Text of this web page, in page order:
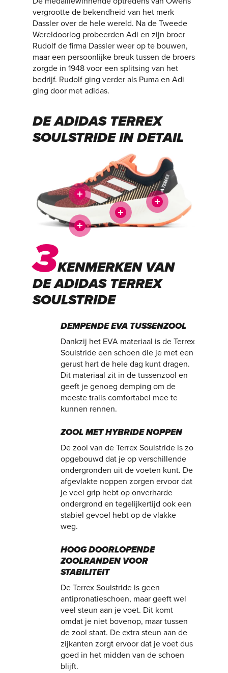
vergrootte de bekendheid van het merk
Dassler over de hele wereld. Na de Tweede
Wereldoorlog probeerden Adi en zijn broer
Rudolf de firma Dassler weer op te bouwen,
maar een persoonlijke breuk tussen de broers
zorgde in 1948 voor een splitsing van het
bedrijf. Rudolf ging verder als Puma en Adi
ging door met adidas.
DE ADIDAS TERREX
SOULSTRIDE IN DETAIL
3KENMERKEN VAN
DE ADIDAS TERREX
SOULSTRIDE
DEMPENDE EVA TUSSENZOOL
Dankzij het EVA materiaal is de Terrex
Soulstride een schoen die je met een
gerust hart de hele dag kunt dragen.
Dit materiaal zit in de tussenzool en
geeft je genoeg demping om de
meeste trails comfortabel mee te
kunnen rennen.
ZOOL MET HYBRIDE NOPPEN
De zool van de Terrex Soulstride is zo
opgebouwd dat je op verschillende
ondergronden uit de voeten kunt. De
afgevlakte noppen zorgen ervoor dat
je veel grip hebt op onverharde
ondergrond en tegelijkertijd ook een
stabiel gevoel hebt op de vlakke
weg.
HOOG DOORLOPENDE
ZOOLRANDEN VOOR
STABILITEIT
De Terrex Soulstride is geen
antipronatieschoen, maar geeft wel
veel steun aan je voet. Dit komt
omdat je niet bovenop, maar tussen
de zool staat. De extra steun aan de
zijkanten zorgt ervoor dat je voet dus
goed in het midden van de schoen
blijft.